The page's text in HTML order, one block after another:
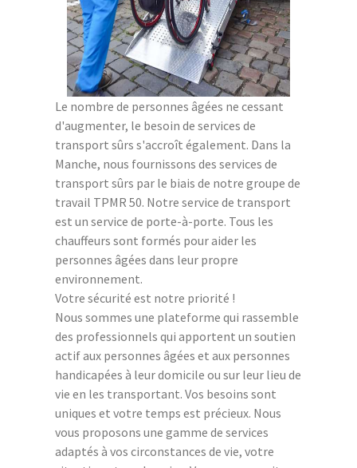
Le nombre de personnes âgées ne cessant
d'augmenter, le besoin de services de
transport sûrs s'accroît également. Dans la
Manche, nous fournissons des services de
transport sûrs par le biais de notre groupe de
travail TPMR 50. Notre service de transport
est un service de porte-à-porte. Tous les
chauffeurs sont formés pour aider les
personnes âgées dans leur propre
environnement.
Votre sécurité est notre priorité !
Nous sommes une plateforme qui rassemble
des professionnels qui apportent un soutien
actif aux personnes âgées et aux personnes
handicapées à leur domicile ou sur leur lieu de
vie en les transportant. Vos besoins sont
uniques et votre temps est précieux. Nous
vous proposons une gamme de services
adaptés à vos circonstances de vie, votre